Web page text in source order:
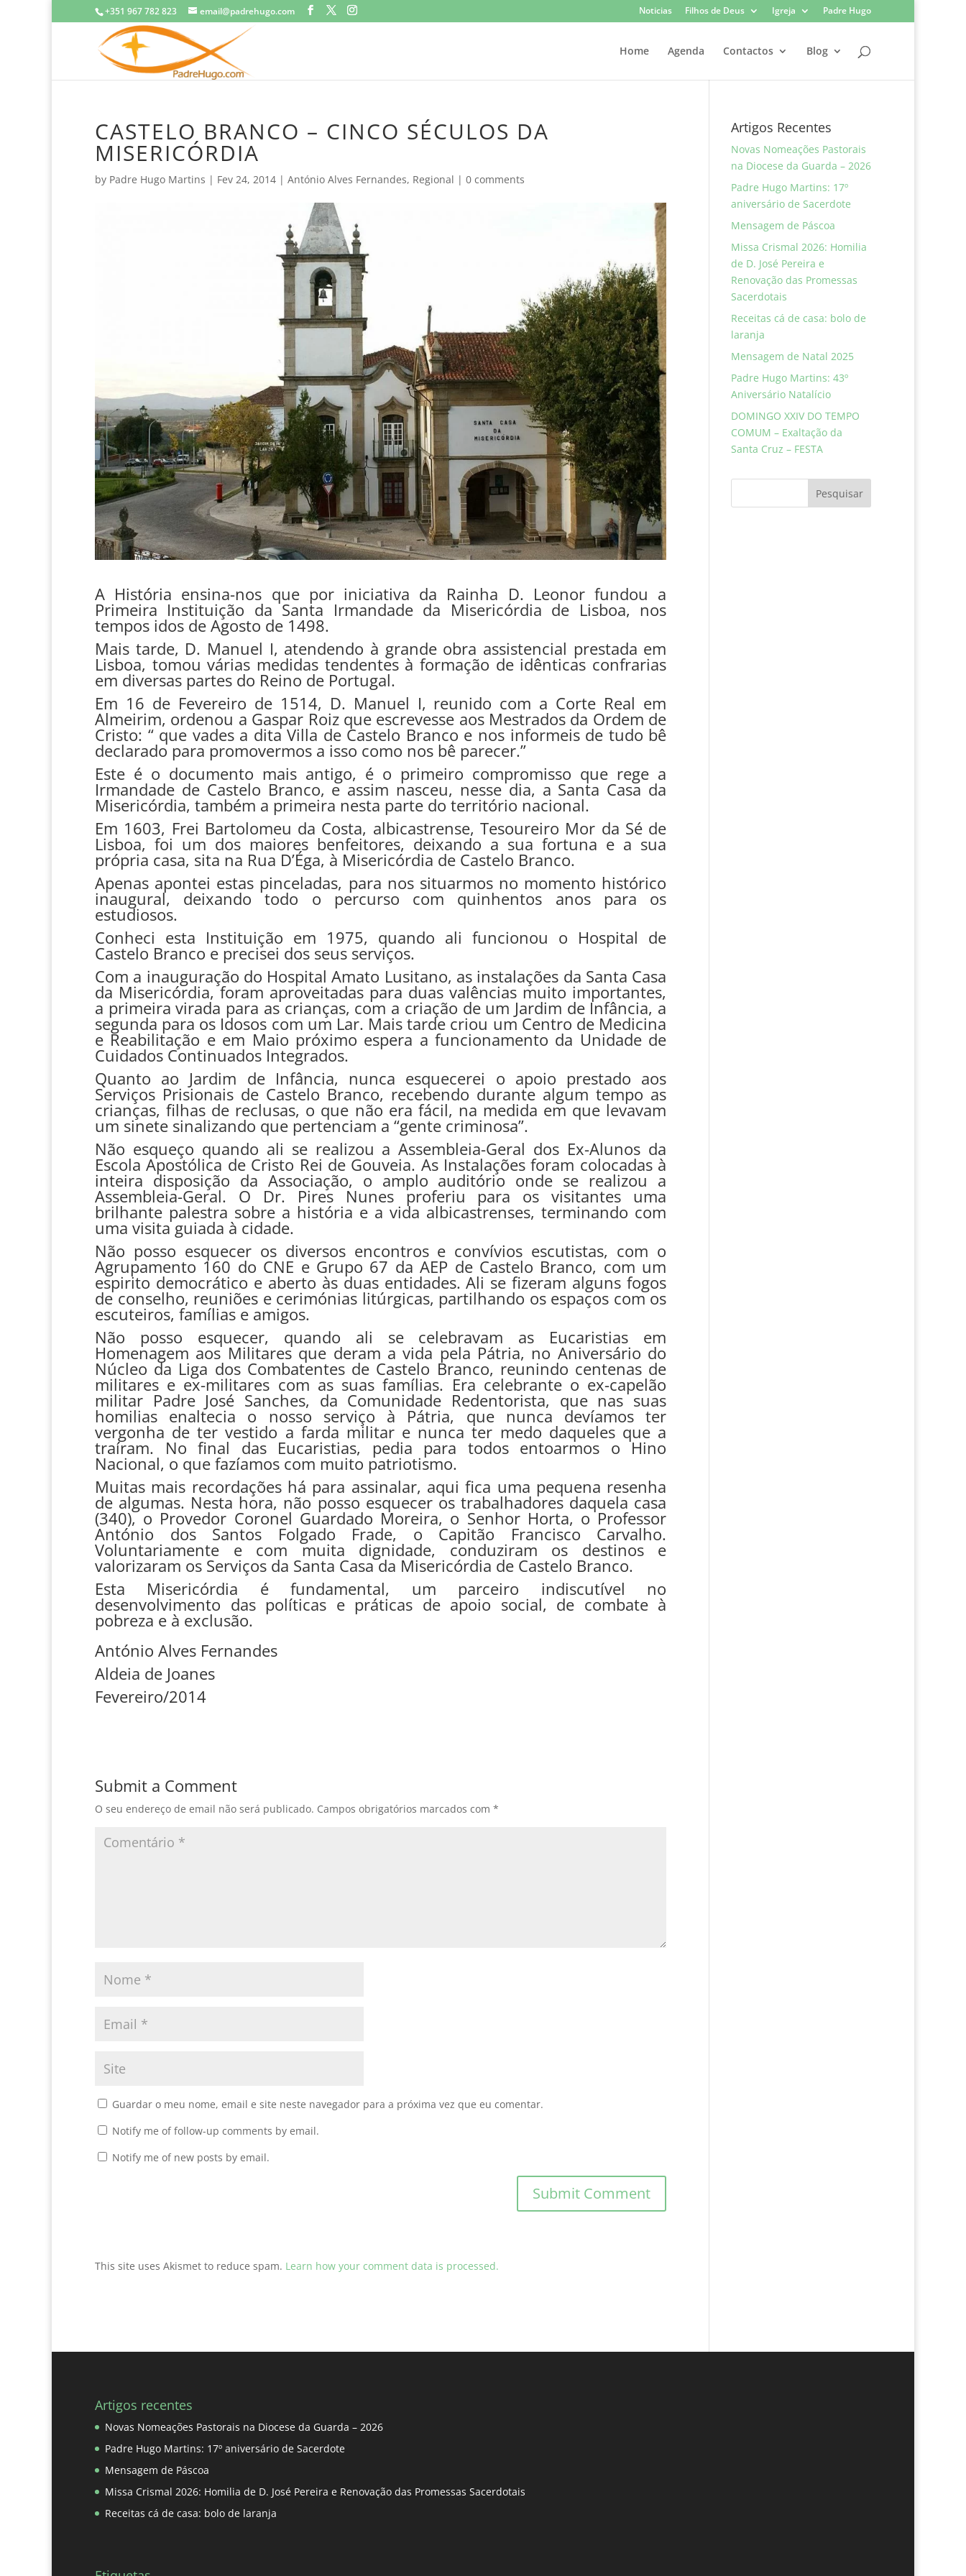
+351 967 782 823 email@padrehugo.com Noticias Filhos de Deus Igreja Padre Hugo
Home Agenda Contactos Blog
CASTELO BRANCO – CINCO SÉCULOS DA
MISERICÓRDIA
by Padre Hugo Martins | Fev 24, 2014 | António Alves Fernandes, Regional | 0 comments
A História ensina-nos que por iniciativa da Rainha D. Leonor fundou a
Primeira Instituição da Santa Irmandade da Misericórdia de Lisboa, nos
tempos idos de Agosto de 1498.
Mais tarde, D. Manuel I, atendendo à grande obra assistencial prestada em
Lisboa, tomou várias medidas tendentes à formação de idênticas confrarias
em diversas partes do Reino de Portugal.
Em 16 de Fevereiro de 1514, D. Manuel I, reunido com a Corte Real em
Almeirim, ordenou a Gaspar Roiz que escrevesse aos Mestrados da Ordem de
Cristo: “ que vades a dita Villa de Castelo Branco e nos informeis de tudo bê
declarado para promovermos a isso como nos bê parecer.”
Este é o documento mais antigo, é o primeiro compromisso que rege a
Irmandade de Castelo Branco, e assim nasceu, nesse dia, a Santa Casa da
Misericórdia, também a primeira nesta parte do território nacional.
Em 1603, Frei Bartolomeu da Costa, albicastrense, Tesoureiro Mor da Sé de
Lisboa, foi um dos maiores benfeitores, deixando a sua fortuna e a sua
própria casa, sita na Rua D’Éga, à Misericórdia de Castelo Branco.
Apenas apontei estas pinceladas, para nos situarmos no momento histórico
inaugural, deixando todo o percurso com quinhentos anos para os
estudiosos.
Conheci esta Instituição em 1975, quando ali funcionou o Hospital de
Castelo Branco e precisei dos seus serviços.
Com a inauguração do Hospital Amato Lusitano, as instalações da Santa Casa
da Misericórdia, foram aproveitadas para duas valências muito importantes,
a primeira virada para as crianças, com a criação de um Jardim de Infância, a
segunda para os Idosos com um Lar. Mais tarde criou um Centro de Medicina
e Reabilitação e em Maio próximo espera a funcionamento da Unidade de
Cuidados Continuados Integrados.
Quanto ao Jardim de Infância, nunca esquecerei o apoio prestado aos
Serviços Prisionais de Castelo Branco, recebendo durante algum tempo as
crianças, filhas de reclusas, o que não era fácil, na medida em que levavam
um sinete sinalizando que pertenciam a “gente criminosa”.
Não esqueço quando ali se realizou a Assembleia-Geral dos Ex-Alunos da
Escola Apostólica de Cristo Rei de Gouveia. As Instalações foram colocadas à
inteira disposição da Associação, o amplo auditório onde se realizou a
Assembleia-Geral. O Dr. Pires Nunes proferiu para os visitantes uma
brilhante palestra sobre a história e a vida albicastrenses, terminando com
uma visita guiada à cidade.
Não posso esquecer os diversos encontros e convívios escutistas, com o
Agrupamento 160 do CNE e Grupo 67 da AEP de Castelo Branco, com um
espirito democrático e aberto às duas entidades. Ali se fizeram alguns fogos
de conselho, reuniões e cerimónias litúrgicas, partilhando os espaços com os
escuteiros, famílias e amigos.
Não posso esquecer, quando ali se celebravam as Eucaristias em
Homenagem aos Militares que deram a vida pela Pátria, no Aniversário do
Núcleo da Liga dos Combatentes de Castelo Branco, reunindo centenas de
militares e ex-militares com as suas famílias. Era celebrante o ex-capelão
militar Padre José Sanches, da Comunidade Redentorista, que nas suas
homilias enaltecia o nosso serviço à Pátria, que nunca devíamos ter
vergonha de ter vestido a farda militar e nunca ter medo daqueles que a
traíram. No final das Eucaristias, pedia para todos entoarmos o Hino
Nacional, o que fazíamos com muito patriotismo.
Muitas mais recordações há para assinalar, aqui fica uma pequena resenha
de algumas. Nesta hora, não posso esquecer os trabalhadores daquela casa
(340), o Provedor Coronel Guardado Moreira, o Senhor Horta, o Professor
António dos Santos Folgado Frade, o Capitão Francisco Carvalho.
Voluntariamente e com muita dignidade, conduziram os destinos e
valorizaram os Serviços da Santa Casa da Misericórdia de Castelo Branco.
Esta Misericórdia é fundamental, um parceiro indiscutível no
desenvolvimento das políticas e práticas de apoio social, de combate à
pobreza e à exclusão.
António Alves Fernandes
Aldeia de Joanes
Fevereiro/2014
Submit a Comment
O seu endereço de email não será publicado. Campos obrigatórios marcados com *
Guardar o meu nome, email e site neste navegador para a próxima vez que eu comentar.
Notify me of follow-up comments by email.
Notify me of new posts by email.
This site uses Akismet to reduce spam. Learn how your comment data is processed.
Artigos Recentes
Novas Nomeações Pastorais
na Diocese da Guarda – 2026
Padre Hugo Martins: 17º
aniversário de Sacerdote
Mensagem de Páscoa
Missa Crismal 2026: Homilia
de D. José Pereira e
Renovação das Promessas
Sacerdotais
Receitas cá de casa: bolo de
laranja
Mensagem de Natal 2025
Padre Hugo Martins: 43º
Aniversário Natalício
DOMINGO XXIV DO TEMPO
COMUM – Exaltação da
Santa Cruz – FESTA
Pesquisar
Artigos recentes
Novas Nomeações Pastorais na Diocese da Guarda – 2026
Padre Hugo Martins: 17º aniversário de Sacerdote
Mensagem de Páscoa
Missa Crismal 2026: Homilia de D. José Pereira e Renovação das Promessas Sacerdotais
Receitas cá de casa: bolo de laranja